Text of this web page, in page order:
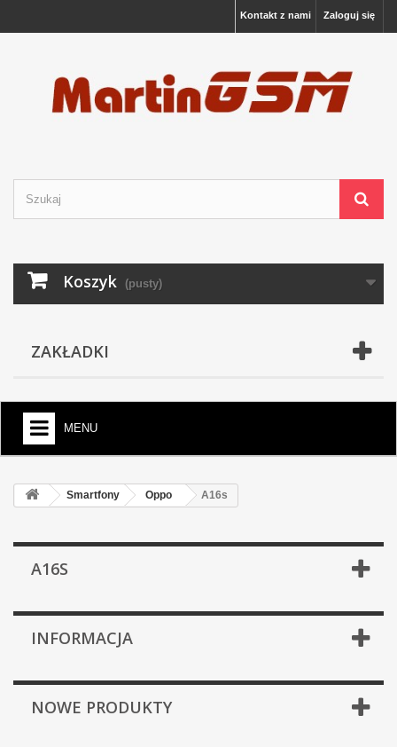
Zaloguj się
Kontakt z nami
Koszyk (pusty)
ZAKŁADKI
MENU
Smartfony Oppo A16s
A16S
INFORMACJA
NOWE PRODUKTY